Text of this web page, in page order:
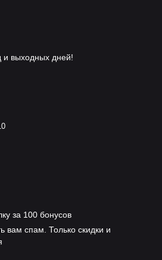
и выходных дней!
за 100 бонусов
вам спам. Только скидки и